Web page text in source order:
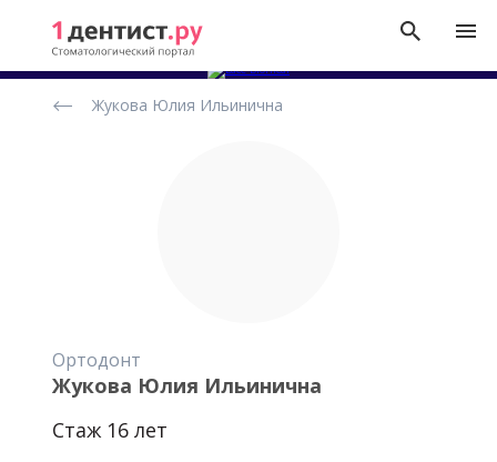
стоматологов
Жукова Юлия Ильинична
Ортодонт
Жукова Юлия Ильинична
Стаж 16 лет